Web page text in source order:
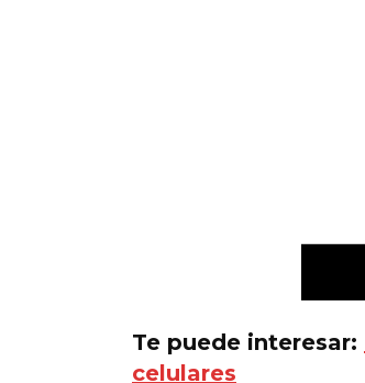
Te puede interesar:
celulares